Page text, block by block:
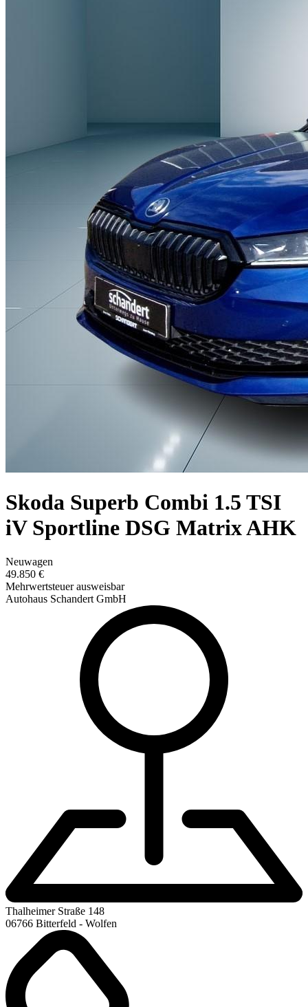
Skoda Superb Combi 1.5 TSI
iV Sportline DSG Matrix AHK
Neuwagen
49.850 €
Mehrwertsteuer ausweisbar
Autohaus Schandert GmbH
Thalheimer Straße 148
06766 Bitterfeld - Wolfen